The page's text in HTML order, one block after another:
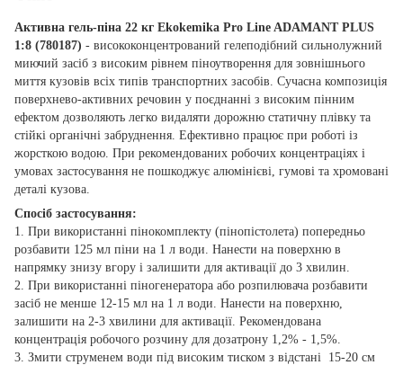
Активна гель-піна 22 кг Ekokemika Pro Line ADAMANT PLUS
1:8 (780187) - висококонцентрований гелеподібний сильнолужний
миючий засіб з високим рівнем піноутворення для зовнішнього
миття кузовів всіх типів транспортних засобів. Сучасна композиція
поверхнево-активних речовин у поєднанні з високим пінним
ефектом дозволяють легко видаляти дорожню статичну плівку та
стійкі органічні забруднення. Ефективно працює при роботі із
жорсткою водою. При рекомендованих робочих концентраціях і
умовах застосування не пошкоджує алюмінієві, гумові та хромовані
деталі кузова.
Спосіб застосування:
1. При використанні пінокомплекту (пінопістолета) попередньо
розбавити 125 мл піни на 1 л води. Нанести на поверхню в
напрямку знизу вгору і залишити для активації до 3 хвилин.
2. При використанні піногенератора або розпилювача розбавити
засіб не менше 12-15 мл на 1 л води. Нанести на поверхню,
залишити на 2-3 хвилини для активації. Рекомендована
концентрація робочого розчину для дозатрону 1,2% - 1,5%.
3. Змити струменем води під високим тиском з відстані 15-20 см